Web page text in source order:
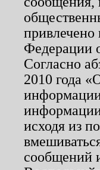
привлечено
Федерации
Согласно
2010 года
исходя из
сообщений